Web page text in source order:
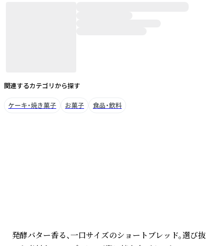
関連するカテゴリから探す
ケーキ・焼き菓子 お菓子 食品・飲料
発酵バター香る、一口サイズのショートブレッド。選び抜